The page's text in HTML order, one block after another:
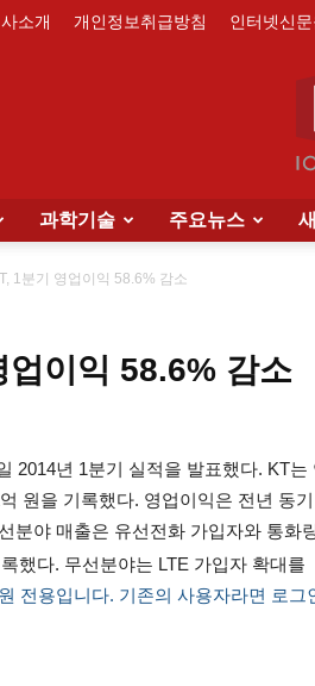
소개 개인정보취급방침 인터넷신
과학기술 주요뉴스
1분기 영업이익 58.6% 감소
업이익 58.6% 감소
2014년 1분기 실적을 발표했다. KT
원을 기록했다. 영업이익은 전년 동
분야 매출은 유선전화 가입자와 통화
했다. 무선분야는 LTE 가입자 확대를
전용입니다. 기존의 사용자라면 로